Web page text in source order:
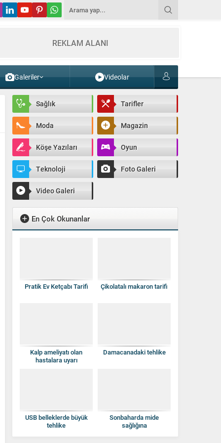
REKLAM ALANI
Galeriler Videolar
Sağlık Tarifler
Moda Magazin
Köşe Yazıları Oyun
Teknoloji Foto Galeri
Video Galeri
En Çok Okunanlar
Pratik Ev Ketçabı Tarifi Çikolatalı makaron tarifi
Kalp ameliyatı olan
hastalara uyarı
Damacanadaki tehlike
USB belleklerde büyük
tehlike
Sonbaharda mide
sağlığına